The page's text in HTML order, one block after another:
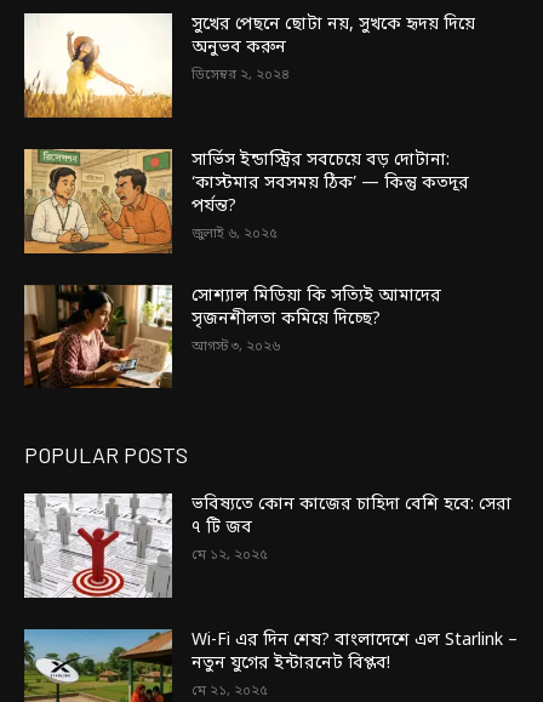
সুখের পেছনে ছোটা নয়, সুখকে হৃদয় দিয়ে
অনুভব করুন
ডিসেম্বর ২, ২০২৪
সার্ভিস ইন্ডাস্ট্রির সবচেয়ে বড় দোটানা:
‘কাস্টমার সবসময় ঠিক’ — কিন্তু কতদূর
পর্যন্ত?
জুলাই ৬, ২০২৫
সোশ্যাল মিডিয়া কি সত্যিই আমাদের
সৃজনশীলতা কমিয়ে দিচ্ছে?
আগস্ট ৩, ২০২৬
POPULAR POSTS
ভবিষ্যতে কোন কাজের চাহিদা বেশি হবে: সেরা
৭ টি জব
মে ১২, ২০২৫
Wi-Fi এর দিন শেষ? বাংলাদেশে এল Starlink –
নতুন যুগের ইন্টারনেট বিপ্লব!
মে ২১, ২০২৫